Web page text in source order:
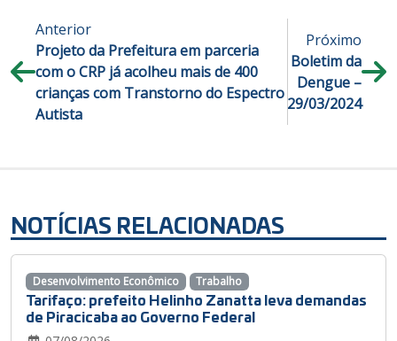
Anterior
Projeto da Prefeitura em parceria
com o CRP já acolheu mais de 400
crianças com Transtorno do Espectro
Autista
Próximo
Boletim da
Dengue –
29/03/2024
NOTÍCIAS RELACIONADAS
Tarifaço: prefeito Helinho Zanatta leva demandas
de Piracicaba ao Governo Federal
Desenvolvimento Econômico Trabalho